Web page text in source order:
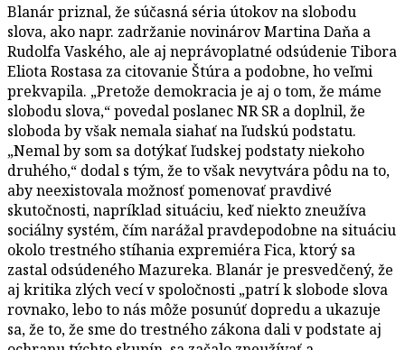
Blanár priznal, že súčasná séria útokov na slobodu
slova, ako napr. zadržanie novinárov Martina Daňa a
Rudolfa Vaského, ale aj neprávoplatné odsúdenie Tibora
Eliota Rostasa za citovanie Štúra a podobne, ho veľmi
prekvapila. „Pretože demokracia je aj o tom, že máme
slobodu slova,“ povedal poslanec NR SR a doplnil, že
sloboda by však nemala siahať na ľudskú podstatu.
„Nemal by som sa dotýkať ľudskej podstaty niekoho
druhého,“ dodal s tým, že to však nevytvára pôdu na to,
aby neexistovala možnosť pomenovať pravdivé
skutočnosti, napríklad situáciu, keď niekto zneužíva
sociálny systém, čím narážal pravdepodobne na situáciu
okolo trestného stíhania expremiéra Fica, ktorý sa
zastal odsúdeného Mazureka. Blanár je presvedčený, že
aj kritika zlých vecí v spoločnosti „patrí k slobode slova
rovnako, lebo to nás môže posunúť dopredu a ukazuje
sa, že to, že sme do trestného zákona dali v podstate aj